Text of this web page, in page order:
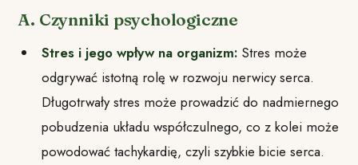
A. Czynniki psychologiczne
Stres i jego wpływ na organizm: Stres może
odgrywać istotną rolę w rozwoju nerwicy serca.
Długotrwały stres może prowadzić do nadmiernego
pobudzenia układu współczulnego, co z kolei może
powodować tachykardię, czyli szybkie bicie serca.